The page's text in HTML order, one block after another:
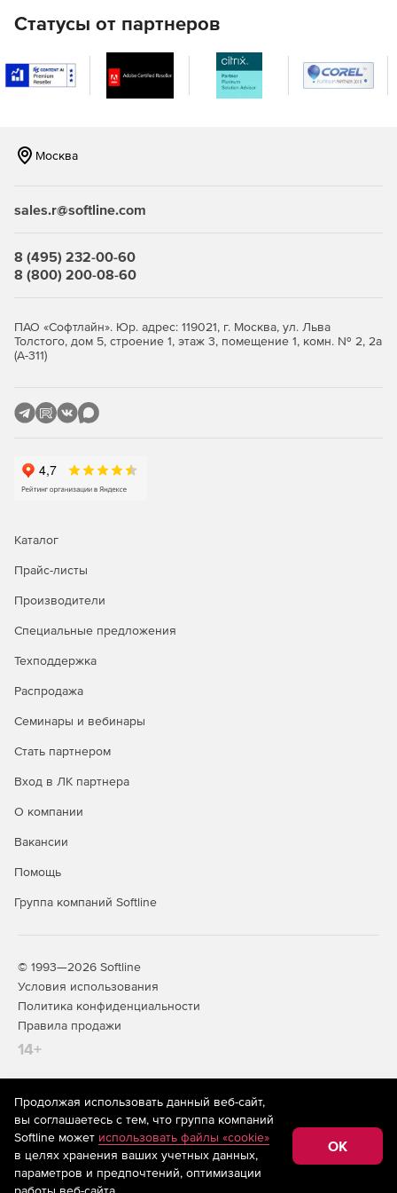
не вмешивающийся в работу пользователя.
Малая нагрузка на системные ресурсы.
Функция родительского контроля, обеспечивающая
Автоматическое обнаружение вирусов, шпионского
другого деструктивного кода.
Встроенная защита от руткитов, не позволяющая
неавторизованным программам захватить контроль на
Автоматическое обновление модулей в фоновом
режиме и без вмешательства в онлайн-активность
Поддержка ОС Windows 8.
Статусы от партнеров
Москва
sales.r@softline.com
8 (495) 232-00-60
8 (800) 200-08-60
ПАО «Софтлайн». Юр. адрес: 119021, г. Москва, ул. Льва
Толстого, дом 5, строение 1, этаж 3, помещение 1, комн. № 2, 2а
(А-311)
Каталог
Прайс-листы
Производители
Специальные предложения
Техподдержка
Распродажа
Семинары и вебинары
Стать партнером
Вход в ЛК партнера
О компании
Вакансии
Помощь
Группа компаний Softline
© 1993—2026 Softline
Условия использования
Политика конфиденциальности
Правила продажи
14+
На информационном ресурсе store.softline.ru применяются
рекомендательные технологии(информационные технологии
предоставления информации на основе сбора,
систематизации и анализа сведений, относящихся к
предпочтениям пользователей сети «Интернет»,
находящихся на территории Российской Федерации)
Продолжая использовать данный веб-сайт,
вы соглашаетесь с тем, что группа компаний
Softline может использовать файлы «cookie»
в целях хранения ваших учетных данных,
параметров и предпочтений, оптимизации
OK